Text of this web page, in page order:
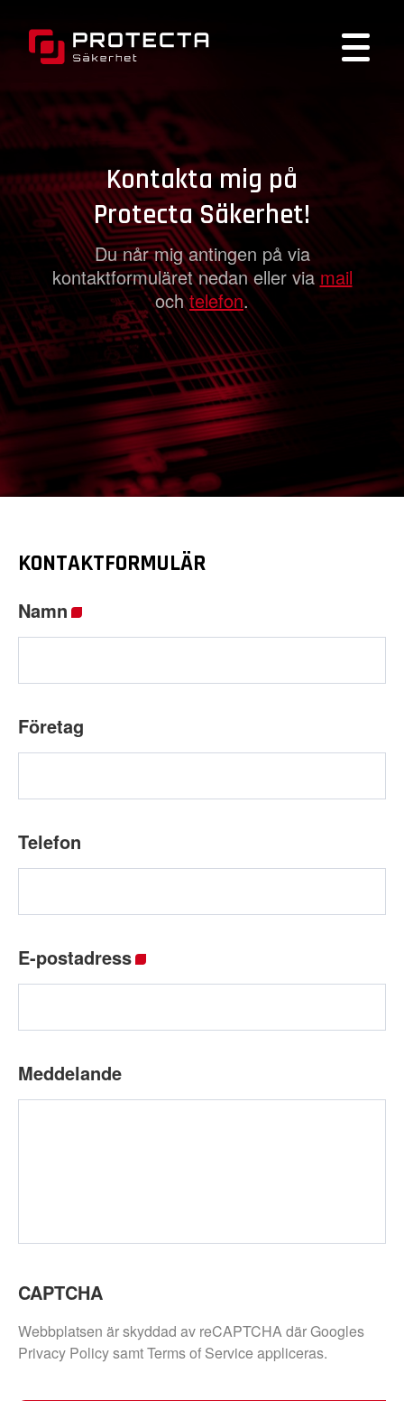
Kontakta mig på
Protecta Säkerhet!
Du når mig antingen på via
kontaktformuläret nedan eller via mail
ochtelefon.
KONTAKTFORMULÄR
Namn
Företag
Telefon
E-postadress
Meddelande
CAPTCHA
Webbplatsen är skyddad av reCAPTCHA där Googles
Privacy Policy samt Terms of Service appliceras.